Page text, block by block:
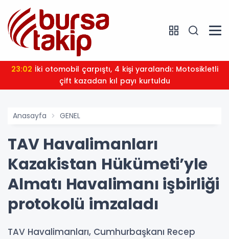
23:02
çift kazadan kıl payı kurtuldu
Anasayfa GENEL
TAV Havalimanları
Kazakistan Hükümeti’yle
Almatı Havalimanı işbirliği
protokolü imzaladı
TAV Havalimanları, Cumhurbaşkanı Recep